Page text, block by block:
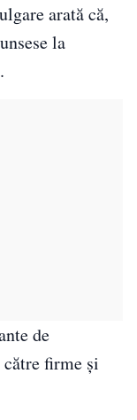
arată că,
la
de
firme și